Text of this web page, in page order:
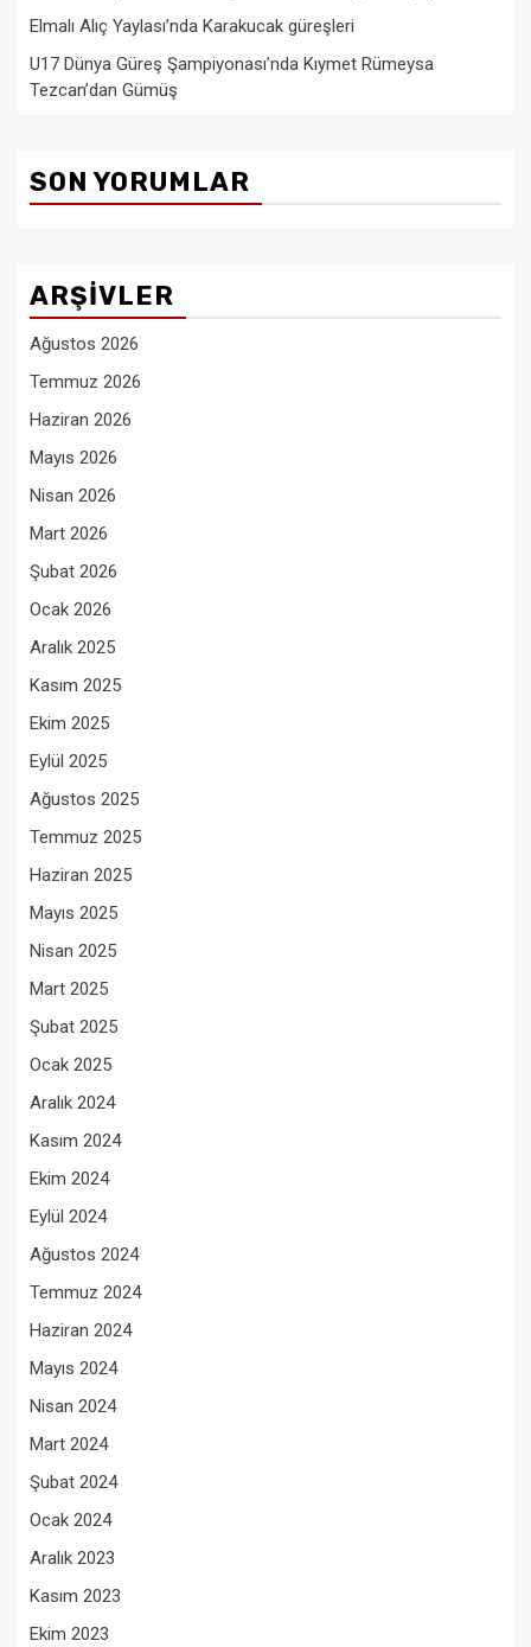
Elmalı Alıç Yaylası’nda Karakucak güreşleri
U17 Dünya Güreş Şampiyonası’nda Kıymet Rümeysa
Tezcan’dan Gümüş
SON YORUMLAR
ARŞIVLER
Ağustos 2026
Temmuz 2026
Haziran 2026
Mayıs 2026
Nisan 2026
Mart 2026
Şubat 2026
Ocak 2026
Aralık 2025
Kasım 2025
Ekim 2025
Eylül 2025
Ağustos 2025
Temmuz 2025
Haziran 2025
Mayıs 2025
Nisan 2025
Mart 2025
Şubat 2025
Ocak 2025
Aralık 2024
Kasım 2024
Ekim 2024
Eylül 2024
Ağustos 2024
Temmuz 2024
Haziran 2024
Mayıs 2024
Nisan 2024
Mart 2024
Şubat 2024
Ocak 2024
Aralık 2023
Kasım 2023
Ekim 2023